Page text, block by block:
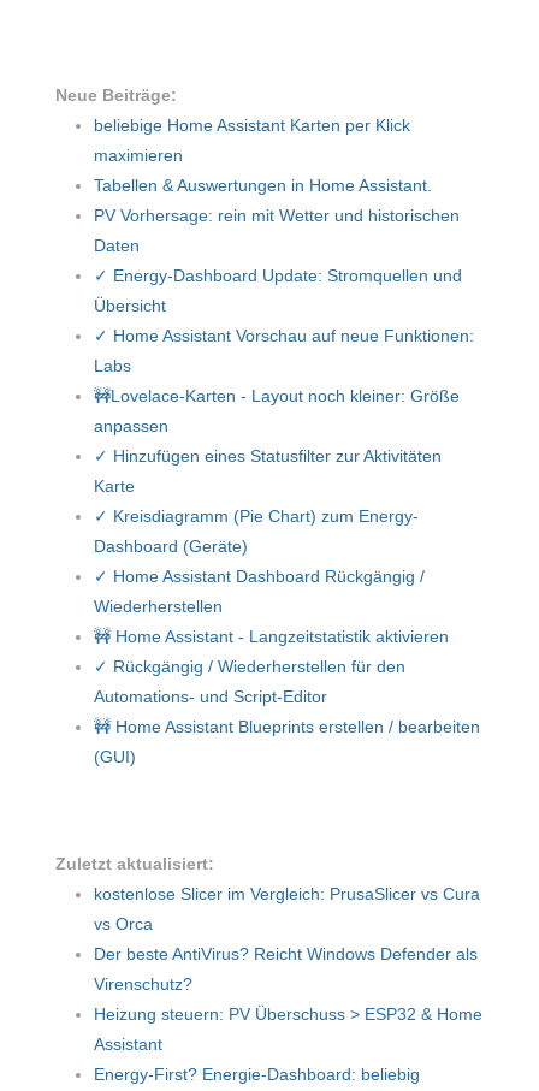
Neue Beiträge:
beliebige Home Assistant Karten per Klick
maximieren
Tabellen & Auswertungen in Home Assistant.
PV Vorhersage: rein mit Wetter und historischen
Daten
✓ Energy-Dashboard Update: Stromquellen und
Übersicht
✓ Home Assistant Vorschau auf neue Funktionen:
Labs
🚧Lovelace-Karten - Layout noch kleiner: Größe
anpassen
✓ Hinzufügen eines Statusfilter zur Aktivitäten
Karte
✓ Kreisdiagramm (Pie Chart) zum Energy-
Dashboard (Geräte)
✓ Home Assistant Dashboard Rückgängig /
Wiederherstellen
🚧 Home Assistant - Langzeitstatistik aktivieren
✓ Rückgängig / Wiederherstellen für den
Automations- und Script-Editor
🚧 Home Assistant Blueprints erstellen / bearbeiten
(GUI)
Zuletzt aktualisiert:
kostenlose Slicer im Vergleich: PrusaSlicer vs Cura
vs Orca
Der beste AntiVirus? Reicht Windows Defender als
Virenschutz?
Heizung steuern: PV Überschuss > ESP32 & Home
Assistant
Energy-First? Energie-Dashboard: beliebig